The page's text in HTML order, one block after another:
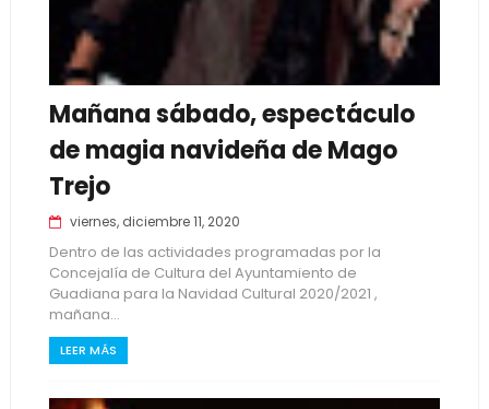
Mañana sábado, espectáculo
de magia navideña de Mago
Trejo
viernes, diciembre 11, 2020
Dentro de las actividades programadas por la
Concejalía de Cultura del Ayuntamiento de
Guadiana para la Navidad Cultural 2020/2021 ,
mañana...
LEER MÁS